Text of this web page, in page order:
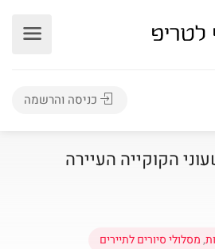
כניסה והרשמה
הקוקייה העיירה
,מסלולי סיורים לתיירים